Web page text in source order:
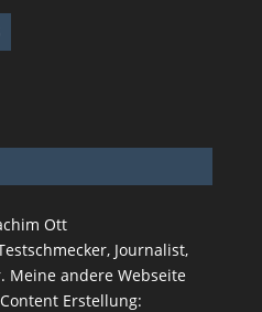
Journalist,
Meine andere Webseite
Erstellung: